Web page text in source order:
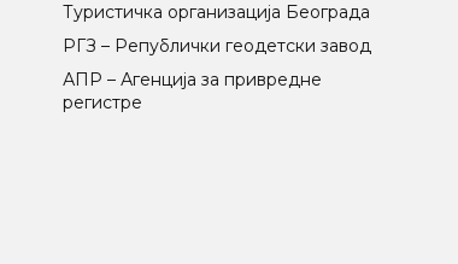
Туристичка организација Београда
РГЗ – Републички геодетски завод
АПР – Агенција за привредне
регистре